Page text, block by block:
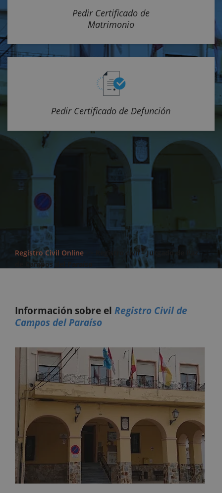
Pedir Certificado de
Matrimonio
Pedir Certificado de Defunción
Registro Civil Online
Registro civil – Juzgado de Paz
de Campos del Paraíso
Información sobre el Registro Civil de
Campos del Paraíso